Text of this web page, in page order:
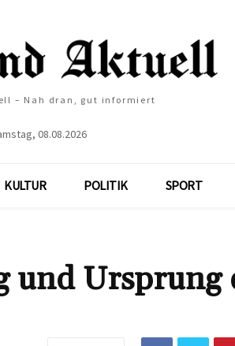
– Nah dran, gut informiert
08.08.2026
KULTUR POLITIK SPORT
und Ursprung